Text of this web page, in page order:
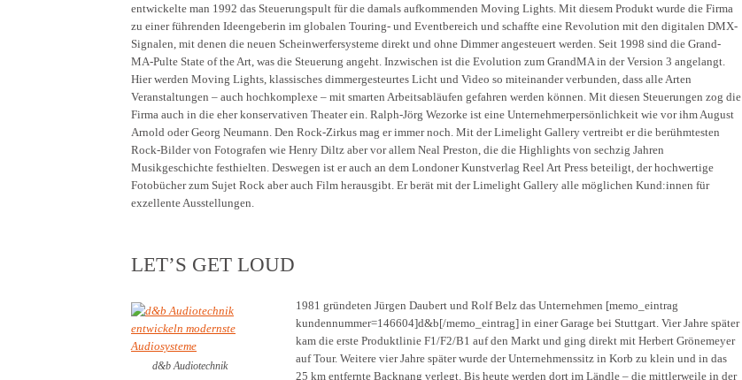
entwickelte man 1992 das Steuerungspult für die damals aufkommenden Moving Lights. Mit diesem Produkt wurde die Firma
zu einer führenden Ideengeberin im globalen Touring- und Eventbereich und schaffte eine Revolution mit den digitalen DMX-
Signalen, mit denen die neuen Scheinwerfersysteme direkt und ohne Dimmer angesteuert werden. Seit 1998 sind die Grand-
MA-Pulte State of the Art, was die Steuerung angeht. Inzwischen ist die Evolution zum GrandMA in der Version 3 angelangt.
Hier werden Moving Lights, klassisches dimmergesteurtes Licht und Video so miteinander verbunden, dass alle Arten
Veranstaltungen – auch hochkomplexe – mit smarten Arbeitsabläufen gefahren werden können. Mit diesen Steuerungen zog die
Firma auch in die eher konservativen Theater ein. Ralph-Jörg Wezorke ist eine Unternehmerpersönlichkeit wie vor ihm August
Arnold oder Georg Neumann. Den Rock-Zirkus mag er immer noch. Mit der Limelight Gallery vertreibt er die berühmtesten
Rock-Bilder von Fotografen wie Henry Diltz aber vor allem Neal Preston, die die Highlights von sechzig Jahren
Musikgeschichte festhielten. Deswegen ist er auch an dem Londoner Kunstverlag Reel Art Press beteiligt, der hochwertige
Fotobücher zum Sujet Rock aber auch Film herausgibt. Er berät mit der Limelight Gallery alle möglichen Kund:innen für
exzellente Ausstellungen.
LET’S GET LOUD
d&b Audiotechnik
1981 gründeten Jürgen Daubert und Rolf Belz das Unternehmen [memo_eintrag
kundennummer=146604]d&b[/memo_eintrag] in einer Garage bei Stuttgart. Vier Jahre später
kam die erste Produktlinie F1/F2/B1 auf den Markt und ging direkt mit Herbert Grönemeyer
auf Tour. Weitere vier Jahre später wurde der Unternehmenssitz in Korb zu klein und in das
25 km entfernte Backnang verlegt. Bis heute werden dort im Ländle – die mittlerweile in der